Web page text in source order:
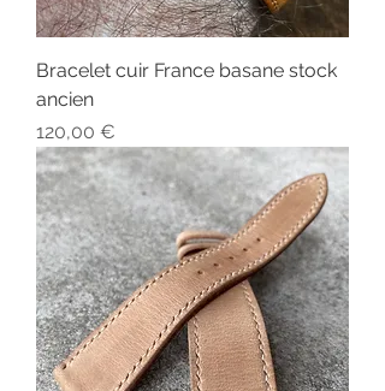
Bracelet cuir France basane stock
ancien
Prix
120,00 €